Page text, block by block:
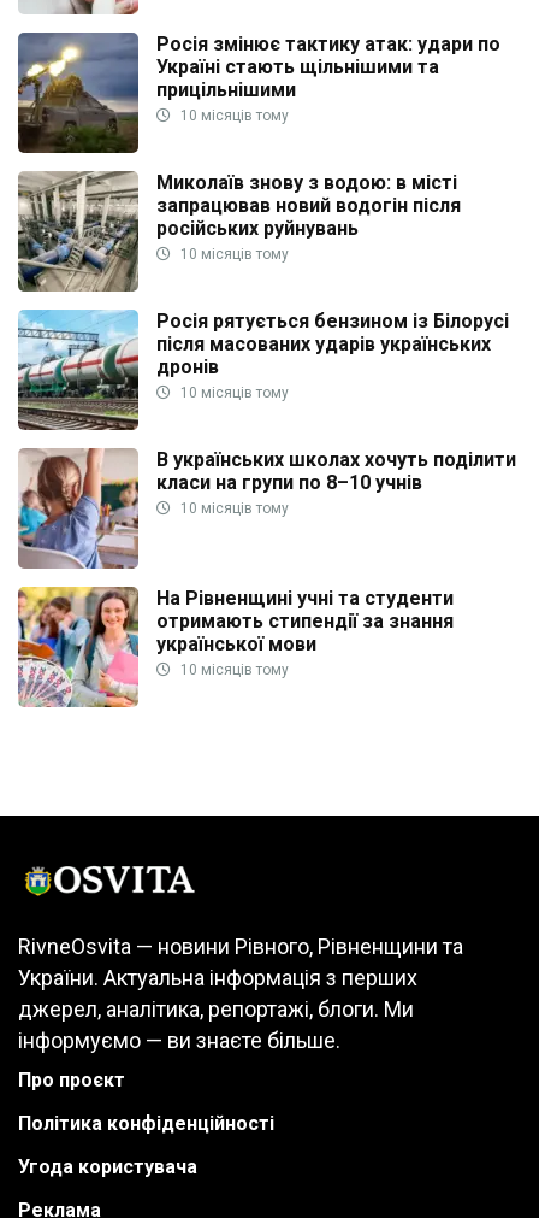
Росія змінює тактику атак: удари по
Україні стають щільнішими та
прицільнішими
10 місяців тому
Миколаїв знову з водою: в місті
запрацював новий водогін після
російських руйнувань
10 місяців тому
Росія рятується бензином із Білорусі
після масованих ударів українських
дронів
10 місяців тому
В українських школах хочуть поділити
класи на групи по 8–10 учнів
10 місяців тому
На Рівненщині учні та студенти
отримають стипендії за знання
української мови
10 місяців тому
RivneOsvita — новини Рівного, Рівненщини та
України. Актуальна інформація з перших
джерел, аналітика, репортажі, блоги. Ми
інформуємо — ви знаєте більше.
Про проєкт
Політика конфіденційності
Угода користувача
Реклама